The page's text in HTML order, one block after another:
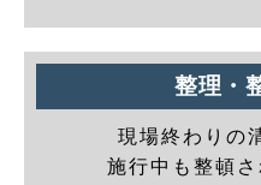
整理・
現場終わりの
施行中も整頓